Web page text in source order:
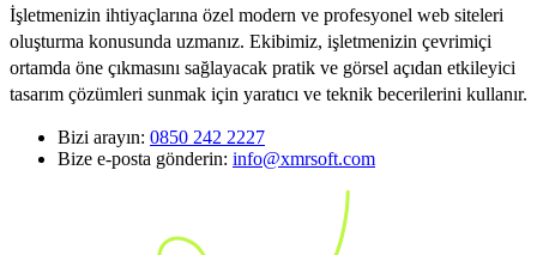
İşletmenizin ihtiyaçlarına özel modern ve profesyonel web siteleri
oluşturma konusunda uzmanız. Ekibimiz, işletmenizin çevrimiçi
ortamda öne çıkmasını sağlayacak pratik ve görsel açıdan etkileyici
tasarım çözümleri sunmak için yaratıcı ve teknik becerilerini kullanır.
Bizi arayın: 0850 242 2227
Bize e-posta gönderin: info@xmrsoft.com